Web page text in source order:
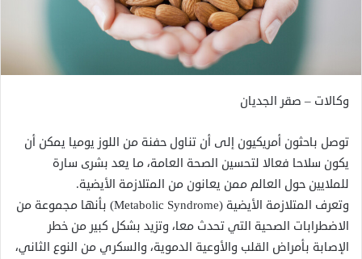
وكالات – صقر الجديان
توصل باحثون أمريكيون إلى أن تناول حفنة من اللوز يوميا يمكن أن
يكون سلاحا فعالا لتحسين الصحة العامة، ما يعد بشرى سارة
للملايين حول العالم ممن يعانون من المتلازمة الأيضية.
وتعرف المتلازمة الأيضية (Metabolic Syndrome) بأنها مجموعة من
الاضطرابات الصحية التي تحدث معا، وتزيد بشكل كبير من خطر
الإصابة بأمراض القلب والأوعية الدموية، والسكري من النوع الثاني،